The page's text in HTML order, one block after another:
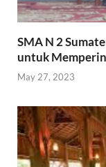
SMA N 2
untuk
May 27, 2023